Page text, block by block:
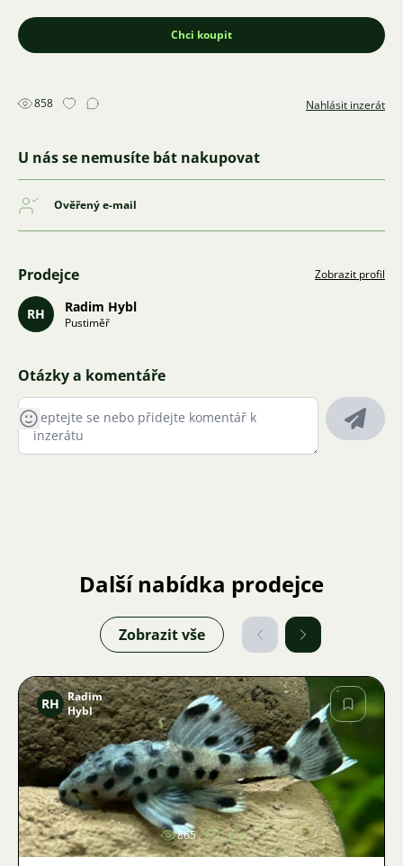
Chci koupit
858 Nahlásit inzerát
U nás se nemusíte bát nakupovat
Ověřený e-mail
Prodejce Zobrazit profil
RH Radim Hybl
Pustiměř
Otázky a komentáře
Další nabídka prodejce
Zobrazit vše
Obrázek
RH Radim
Hybl
865